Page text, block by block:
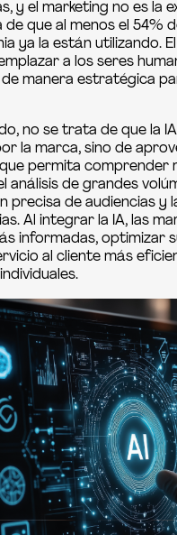
y el marketing no es la
de que al menos el 54%
ya la están utilizando.
a los seres
de manera estratégica
no se trata de que la
la marca, sino de
permita comprender
análisis de grandes
precisa de audiencias y
Al integrar la IA, las
informadas, optimizar
al cliente más